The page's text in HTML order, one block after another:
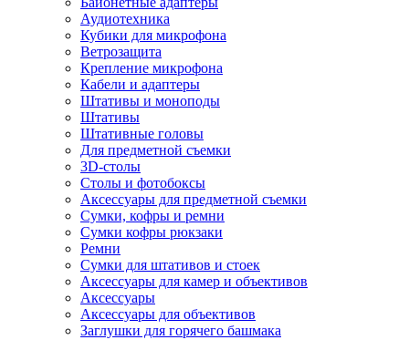
Аудиотехника
Кубики для микрофона
Ветрозащита
Крепление микрофона
Кабели и адаптеры
Штативы и моноподы
Штативы
Штативные головы
Для предметной съемки
3D-столы
Столы и фотобоксы
Аксессуары для предметной съемки
Сумки, кофры и ремни
Сумки кофры рюкзаки
Ремни
Сумки для штативов и стоек
Аксессуары для камер и объективов
Аксессуары
Аксессуары для объективов
Заглушки для горячего башмака